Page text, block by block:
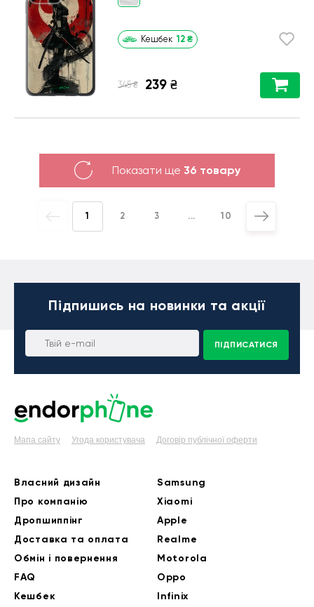
Кешбек 12 ₴
345 ₴ 239 ₴
Показати ще 36 товару
1 2 3 ... 10
Підпишись на новинки та акції
ПІДПИСАТИСЯ
Мапа сайту Угода користувача Договір публічної оферти
Власний дизайн
Про компанію
Дропшиппінг
Доставка та оплата
Обмін і повернення
FAQ
Кешбек
Samsung
Xiaomi
Apple
Realme
Motorola
Oppo
Infinix